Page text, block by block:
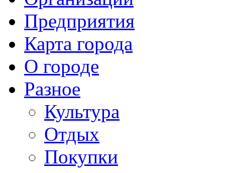
Предприятия
Карта города
О городе
Разное
Культура
Отдых
Покупки